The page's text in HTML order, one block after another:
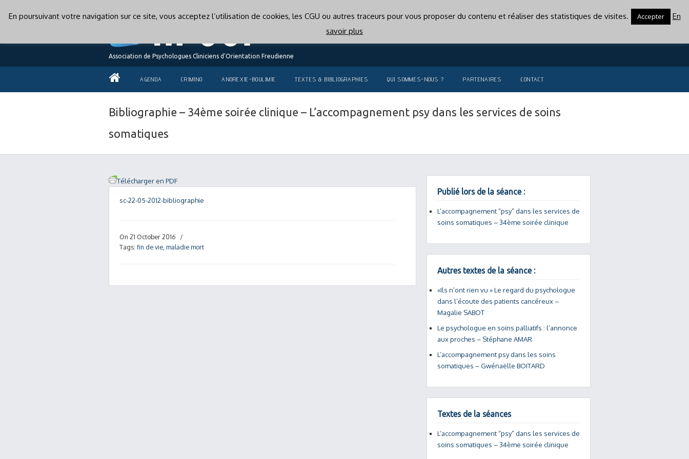
Association de Psychologues Cliniciens d'Orientation Freudienne
AGENDA CRIMINO ANOREXIE-BOULIMIE TEXTES & BIBLIOGRAPHIES QUI SOMMES-NOUS ? PARTENAIRES CONTACT
Bibliographie – 34ème soirée clinique – L’accompagnement psy dans les services de soins
somatiques
Télécharger en PDF
sc-22-05-2012-bibliographie
On 21 October 2016
/
Tags: fin de vie maladie mort
Publié lors de la séance :
L’accompagnement “psy” dans les services de
soins somatiques – 34ème soirée clinique
Autres textes de la séance :
«Ils n’ont rien vu » Le regard du psychologue
dans l’écoute des patients cancéreux –
Magalie SABOT
Le psychologue en soins palliatifs : l’annonce
aux proches – Stéphane AMAR
L’accompagnement psy dans les soins
somatiques – Gwénaëlle BOITARD
Textes de la séances
L’accompagnement “psy” dans les services de
soins somatiques – 34ème soirée clinique
En poursuivant votre navigation sur ce site, vous acceptez l’utilisation de cookies, les CGU ou autres traceurs pour vous proposer du contenu et réaliser des statistiques de visites. Accepter
En
savoir plus